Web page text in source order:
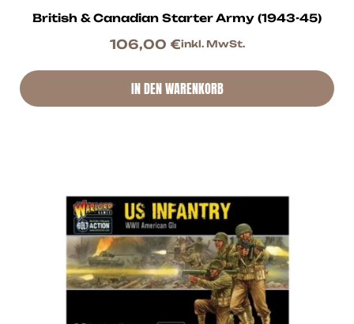
British & Canadian Starter Army (1943-45)
106,00 €inkl. MwSt.
IN DEN WARENKORB